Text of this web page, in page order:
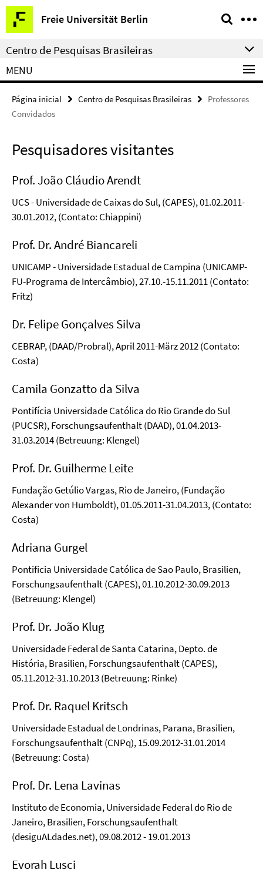
Springe
direkt
zu
Inhalt
Freie Universität Berlin
Serviço
de
navegação
Centro de Pesquisas Brasileiras
MENU
Página inicial Centro de Pesquisas Brasileiras
Professores
Convidados
Pesquisadores visitantes
Prof. João Cláudio Arendt
UCS - Universidade de Caixas do Sul, (CAPES), 01.02.2011-
30.01.2012, (Contato: Chiappini)
Prof. Dr. André Biancareli
UNICAMP - Universidade Estadual de Campina (UNICAMP-
FU-Programa de Intercâmbio), 27.10.-15.11.2011 (Contato:
Fritz)
Dr. Felipe Gonçalves Silva
CEBRAP, (DAAD/Probral), April 2011-März 2012 (Contato:
Costa)
Camila Gonzatto da Silva
Pontifícia Universidade Católica do Rio Grande do Sul
(PUCSR), Forschungsaufenthalt (DAAD), 01.04.2013-
31.03.2014 (Betreuung: Klengel)
Prof. Dr. Guilherme Leite
Fundação Getúlio Vargas, Rio de Janeiro, (Fundação
Alexander von Humboldt), 01.05.2011-31.04.2013, (Contato:
Costa)
Adriana Gurgel
Pontificia Universidade Católica de Sao Paulo, Brasilien,
Forschungsaufenthalt (CAPES), 01.10.2012-30.09.2013
(Betreuung: Klengel)
Prof. Dr. João Klug
Universidade Federal de Santa Catarina, Depto. de
História, Brasilien, Forschungsaufenthalt (CAPES),
05.11.2012-31.10.2013 (Betreuung: Rinke)
Prof. Dr. Raquel Kritsch
Universidade Estadual de Londrinas, Parana, Brasilien,
Forschungsaufenthalt (CNPq), 15.09.2012-31.01.2014
(Betreuung: Costa)
Prof. Dr. Lena Lavinas
Instituto de Economia, Universidade Federal do Rio de
Janeiro, Brasilien, Forschungsaufenthalt
(desiguALdades.net), 09.08.2012 - 19.01.2013
Evorah Lusci